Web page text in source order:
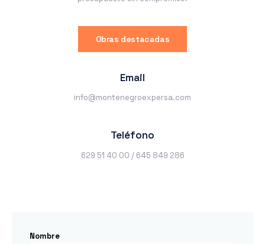
Obras destacadas
Email
info@montenegroexpersa.com
Teléfono
629 51 40 00 / 645 849 286
Nombre